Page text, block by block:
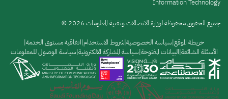
Information Technology
جميع الحقوق محفوظة لوزارة الاتصالات وتقنية المعلومات 2026 ©
القائمة
السفلية
خريطة الموقع سياسة الخصوصية شروط الاستخدام اتفاقية مستوى الخدمة
الأسئلة الشائعة البيانات المفتوحة سياسة المشاركة الالكترونية سياسة الوصول للمعلومات